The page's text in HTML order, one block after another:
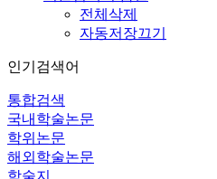
전체삭제
자동저장끄기
인기검색어
통합검색
국내학술논문
학위논문
해외학술논문
학술지